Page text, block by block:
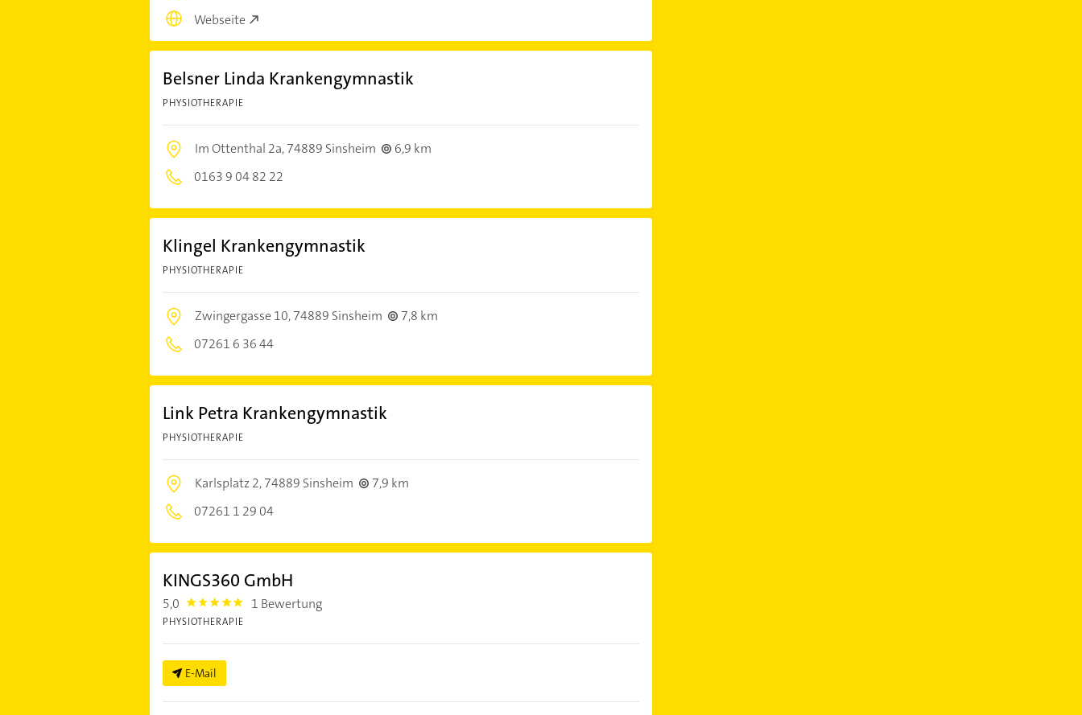
Webseite
Belsner Linda Krankengymnastik
PHYSIOTHERAPIE
Im Ottenthal 2a,74889 Sinsheim
6,9 km
0163 9 04 82 22
Klingel Krankengymnastik
PHYSIOTHERAPIE
Zwingergasse 10,74889 Sinsheim
7,8 km
07261 6 36 44
Link Petra Krankengymnastik
PHYSIOTHERAPIE
Karlsplatz 2,74889 Sinsheim
7,9 km
07261 1 29 04
KINGS360 GmbH
5,0 5.0 1 Bewertung
PHYSIOTHERAPIE
E-Mail